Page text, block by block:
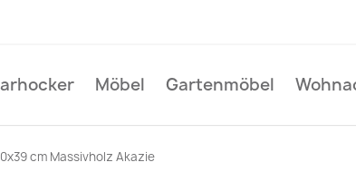
Möbel Gartenmöbel
cm Massivholz Akazie